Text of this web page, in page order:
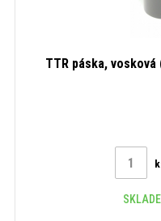
TTR páska, vosková